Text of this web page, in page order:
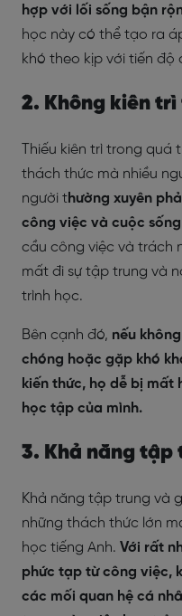
hợp với lối sống bận
học này có thể tạo ra
khó theo kịp với tiến độ
2. Không kiên
Thiếu kiên trì trong
thách thức mà nhiều
người thường xuyên
công việc và cuộc
cầu công việc và trách
mất đi sự tập trung và
trình học.
Bên cạnh đó, nếu
chóng hoặc gặp khó
kiến thức, họ dễ bị mất
học tập của mình.
3. Khả năng tập
Khả năng tập trung và
những thách thức lớn
học tiếng Anh. Với rất
phức tạp từ công việc,
các mối quan hệ cá